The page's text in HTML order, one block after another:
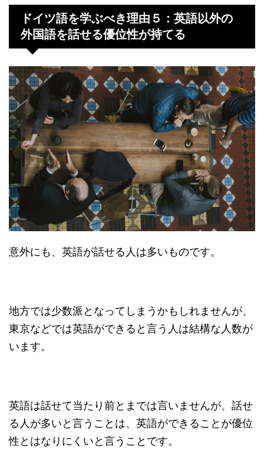
ドイツ語を学ぶべき理由５：英語以外の
外国語を話せる優位性が持てる
意外にも、英語が話せる人は多いものです。
地方では少数派となってしまうかもしれませんが、
東京などでは英語ができると言う人は結構な人数が
います。
英語は話せて当たり前とまでは言いませんが、話せ
る人が多いと言うことは、英語ができることが優位
性とはなりにくいと言うことです。